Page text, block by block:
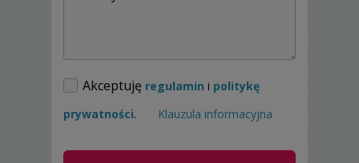
zapytania.
Akceptuję regulamin i politykę
prywatności. Klauzula informacyjna